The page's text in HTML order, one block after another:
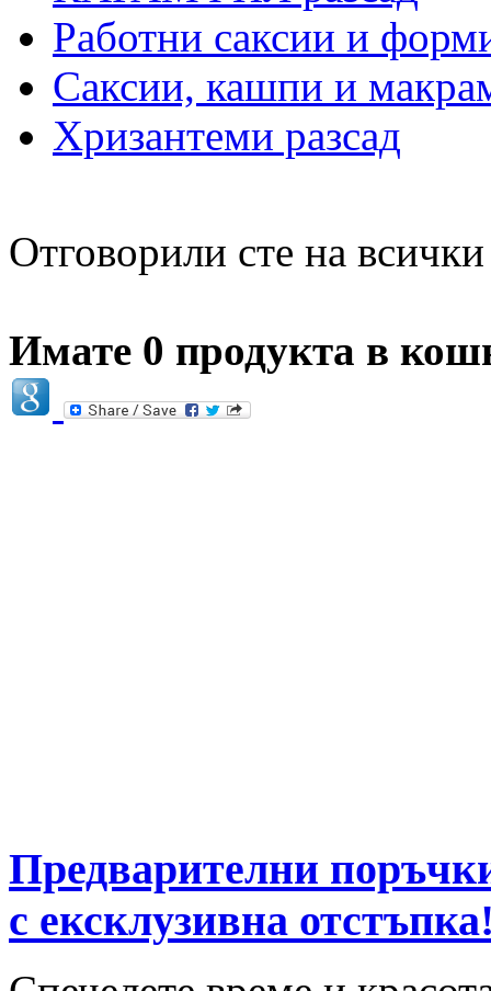
Работни саксии и
Саксии, кашпи и
Хризантеми разсад
Отговорили сте на
Имате 0 продукта в
Предварителни
с ексклузивна